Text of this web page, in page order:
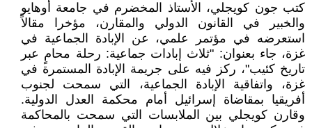
كتب جون كويجلي، الأستاذ المخضرم في جامعة أوهايو
والخبير في القانون الدولي والمقارن، مؤخرا مقالاً
استعرضه في مؤتمر علمي، عن الإبادة الجماعية في
غزة، جاء بعنوان: "ثلاث إبادات جماعية: رحلة محامٍ عبر
تاريخ كئيب"، ركز فيه على جريمة الإبادة المستمرة في
غزة، واتفاقية الإبادة الجماعية، التي سمحت لجنوب
أفريقيا بمقاضاة إسرائيل أمام محكمة العدل الدولية.
وقارن كويجلي بين الملابسات التي سمحت بالمحاكمة